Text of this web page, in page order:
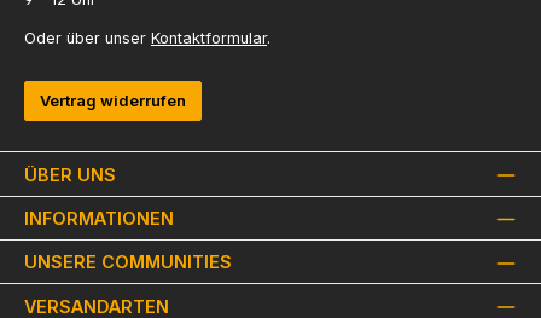
ÜBER UNS
INFORMATIONEN
Oder über unser Kontaktformular.
Vertrag widerrufen
UNSERE COMMUNITIES
VERSANDARTEN